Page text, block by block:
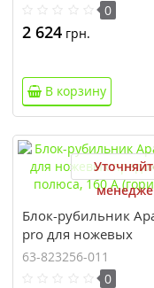
0
2 624грн.
В корзину
Блок-рубильник
pro для ножевых
предохранителей, 3
А (горизонтальный)
63-823256-011
0